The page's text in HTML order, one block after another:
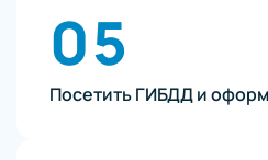
05
Посетить ГИБДД и